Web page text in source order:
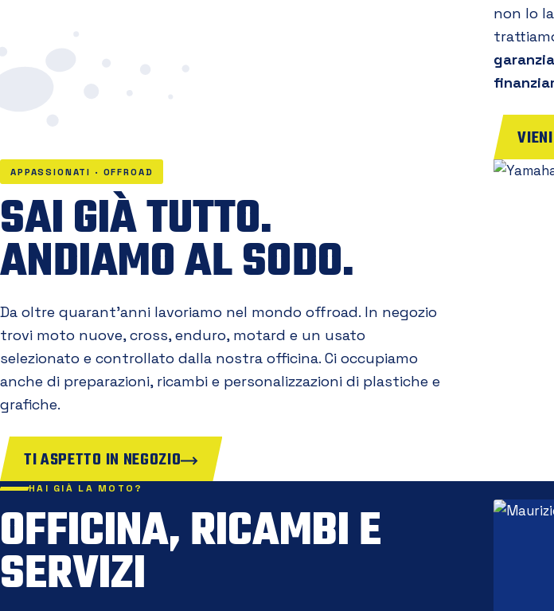
non lo
APPASSIONATI · OFFROAD
SAI GIÀ TUTTO.
ANDIAMO AL SODO.
Da oltre quarant'anni lavoriamo nel mondo offroad. In negozio
trovi moto nuove, cross, enduro, motard e un usato
selezionato e controllato dalla nostra officina. Ci occupiamo
anche di preparazioni, ricambi e personalizzazioni di plastiche e
grafiche.
TI ASPETTO IN NEGOZIO
HAI GIÀ LA MOTO?
OFFICINA, RICAMBI E
SERVIZI